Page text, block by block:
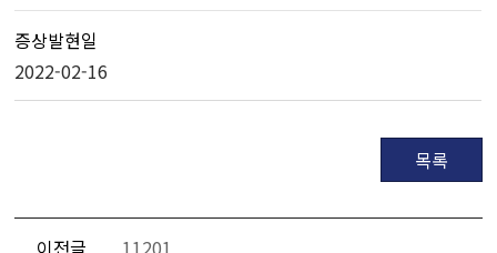
증상발현일
2022-02-16
목록
이전글 11201